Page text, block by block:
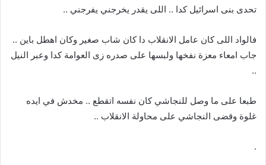
تحدى بنى اسرائيل كدا .. اللى يقدر يخرجني يفرجني ..
فالواد اللى كان عامل الانقلاب دا كان شاب صغير وكان اهطل باين ..
جاب امعاء معزة نفخها ولبسها على صدره زى العوامة كدا وعبر النيل
..
طبعا على ما وصل للنجاشي كان نفسه اتقطع .. مخدش في ايده
غلوة وقضى النجاشي على محاولة الانقلاب ..
.